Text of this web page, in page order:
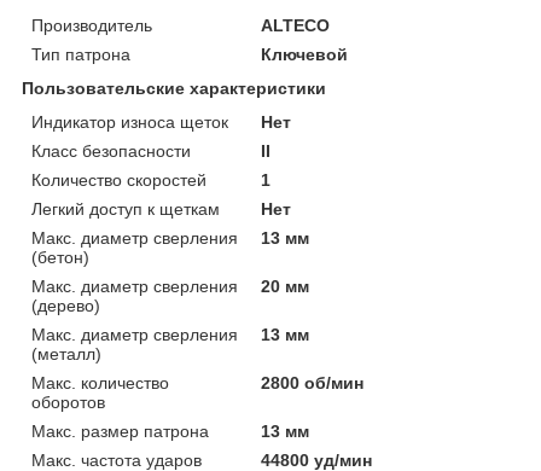
Производитель
ALTECO
Тип патрона
Ключевой
Пользовательские характеристики
Индикатор износа щеток
Нет
Класс безопасности
II
Количество скоростей
1
Легкий доступ к щеткам
Нет
Макс. диаметр сверления
(бетон)
13 мм
Макс. диаметр сверления
(дерево)
20 мм
Макс. диаметр сверления
(металл)
13 мм
Макс. количество
оборотов
2800 об/мин
Макс. размер патрона
13 мм
Макс. частота ударов
44800 уд/мин